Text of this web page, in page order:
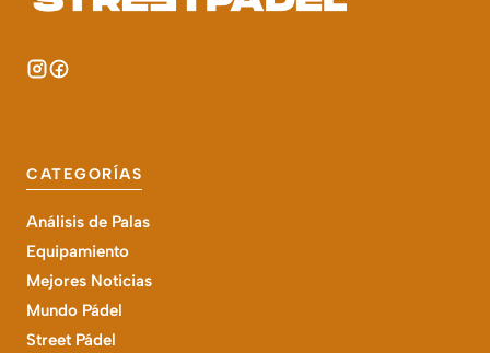
CATEGORÍAS
Análisis de Palas
Equipamiento
Mejores Noticias
Mundo Pádel
Street Pádel